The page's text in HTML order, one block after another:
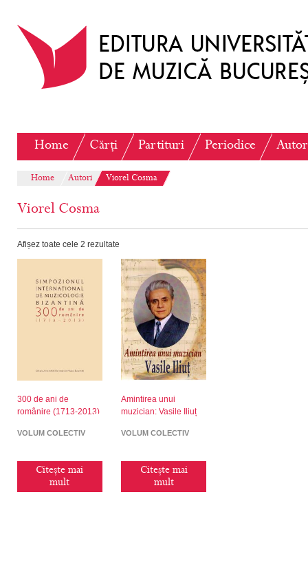
Home Cărți Partituri Periodice
Home Autori Viorel Cosma
Viorel Cosma
Afișez toate cele 2 rezultate
300 de ani de
românire (1713-2013)
VOLUM COLECTIV
Citește mai
mult
Amintirea unui
muzician: Vasile Iliuț
VOLUM COLECTIV
Citește mai
mult